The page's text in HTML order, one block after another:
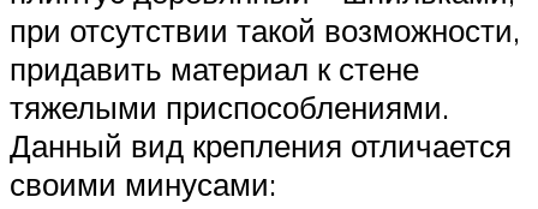
при отсутствии такой возможности,
придавить материал к стене
тяжелыми приспособлениями.
Данный вид крепления отличается
своими минусами: